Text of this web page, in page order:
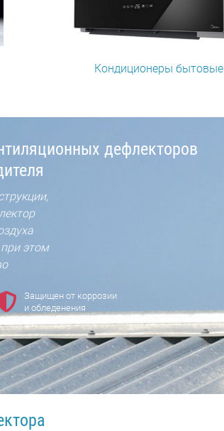
Кондиционеры бытовые
дефлекторов
этом
Защищен от коррозии
и обледенения